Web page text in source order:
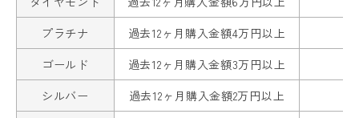
ファッション雑貨
会員ステージ特典プログラムについて
ご利用ガイド
プラチナ
過去12ヶ月購入金額4万円以上
ゴールド
過去12ヶ月購入金額3万円以上
シルバー
過去12ヶ月購入金額2万円以上